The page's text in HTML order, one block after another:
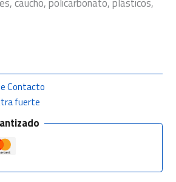
caucho, policarbonato, plásticos,
Contacto
fuerte